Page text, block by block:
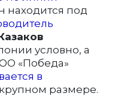
находится под
условно, а
«Победа»
в
размере.